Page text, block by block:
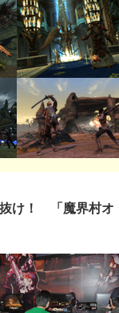
け！ 「魔界村オ